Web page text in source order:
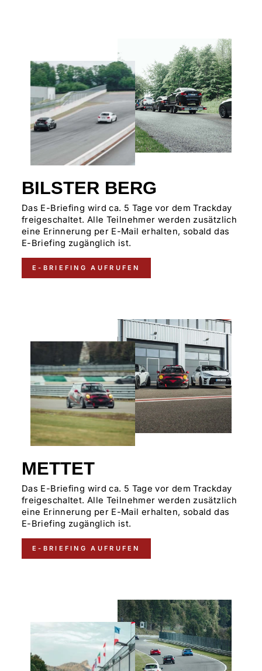
BILSTER BERG
Das E-Briefing wird ca. 5 Tage vor dem Trackday
freigeschaltet. Alle Teilnehmer werden zusätzlich
eine Erinnerung per E-Mail erhalten, sobald das
E-Briefing zugänglich ist.
E-BRIEFING AUFRUFEN
METTET
Das E-Briefing wird ca. 5 Tage vor dem Trackday
freigeschaltet. Alle Teilnehmer werden zusätzlich
eine Erinnerung per E-Mail erhalten, sobald das
E-Briefing zugänglich ist.
E-BRIEFING AUFRUFEN